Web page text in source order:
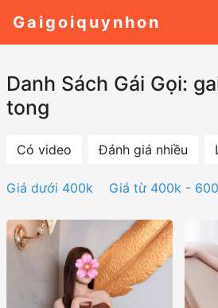
Gaigoiquynhon
Danh Sách Gái Gọi:
tong
Có video Đánh giá nhiều
Giá dưới 400k Giá từ 400k -